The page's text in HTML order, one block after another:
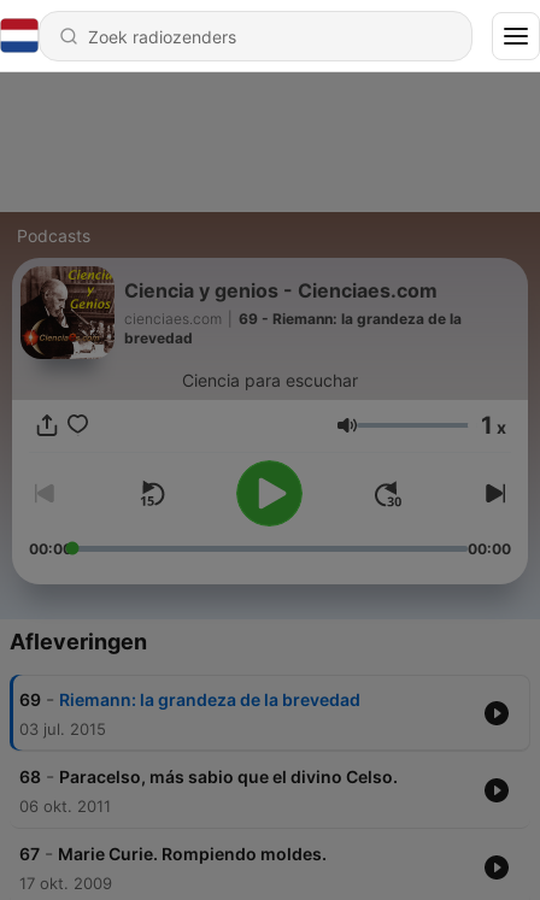
Podcasts
Ciencia y genios - Cienciaes.com
cienciaes.com
69 - Riemann: la grandeza de la
brevedad
Ciencia para escuchar
Volume 1 x
00:00 00:00
Afleveringen
69 - Riemann: la grandeza de la brevedad
03 jul. 2015
68 - Paracelso, más sabio que el divino Celso.
06 okt. 2011
67 - Marie Curie. Rompiendo moldes.
17 okt. 2009